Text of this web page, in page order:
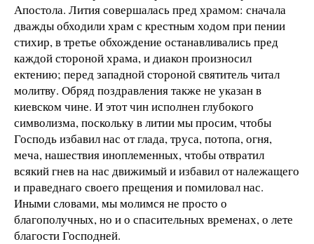
Апостола. Лития совершалась пред храмом: сначала
дважды обходили храм с крестным ходом при пении
стихир, в третье обхождение останавливались пред
каждой стороной храма, и диакон произносил
ектению; перед западной стороной святитель читал
молитву. Обряд поздравления также не указан в
киевском чине. И этот чин исполнен глубокого
символизма, поскольку в литии мы просим, чтобы
Господь избавил нас от глада, труса, потопа, огня,
меча, нашествия иноплеменных, чтобы отвратил
всякий гнев на нас движимый и избавил от належащего
и праведнаго своего прещения и помиловал нас.
Иными словами, мы молимся не просто о
благополучных, но и о спасительных временах, о лете
благости Господней.